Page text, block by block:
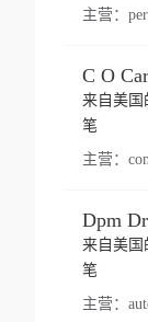
主营：
C O
来自美国
笔
主营：
来自美国
笔
主营：